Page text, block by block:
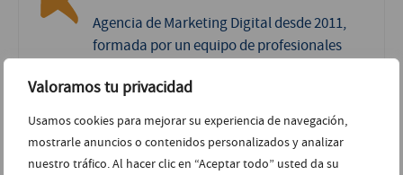
Valoramos tu privacidad
Usamos cookies para mejorar su experiencia de navegación,
mostrarle anuncios o contenidos personalizados y analizar
nuestro tráfico. Al hacer clic en “Aceptar todo” usted da su
Agencia de Marketing Digital desde 2011,
formada por un equipo de profesionales
Posicionamiento SEO.